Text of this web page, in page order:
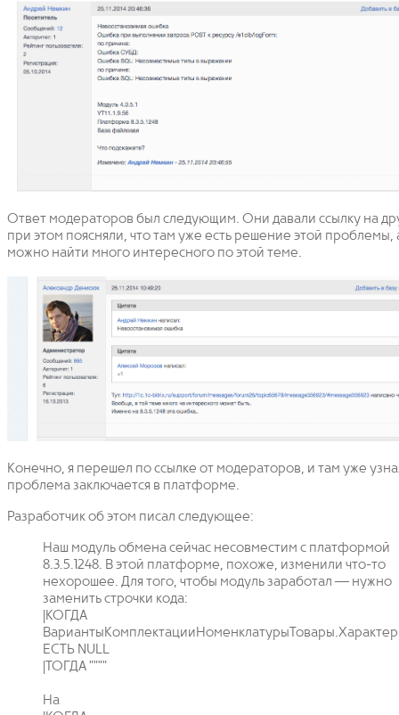
Ответ модераторов был следующим. Они давали ссылку на
при этом поясняли, что там уже есть решение этой проблемы,
можно найти много интересного по этой теме.
Конечно, я перешел по ссылке от модераторов, и там уже
проблема заключается в платформе.
Разработчик об этом писал следующее:
Наш модуль обмена сейчас несовместим с платформой
8.3.5.1248. В этой платформе, похоже, изменили что-то
нехорошее. Для того, чтобы модуль заработал — нужно
заменить строчки кода:
|КОГДА
ЕСТЬ NULL
|ТОГДА """"
На